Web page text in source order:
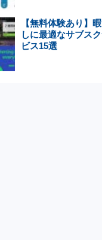
【無料体験あり】
しに最適なサブス
ビス15選